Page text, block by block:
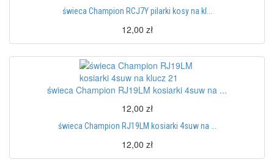
świeca Champion RCJ7Y pilarki kosy na kl...
12,00 zł
świeca Champion RJ19LM kosiarki 4suw na ...
12,00 zł
świeca Champion RJ19LM kosiarki 4suw na ...
12,00 zł